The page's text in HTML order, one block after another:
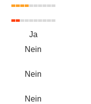
Ja
Nein
Nein
Nein